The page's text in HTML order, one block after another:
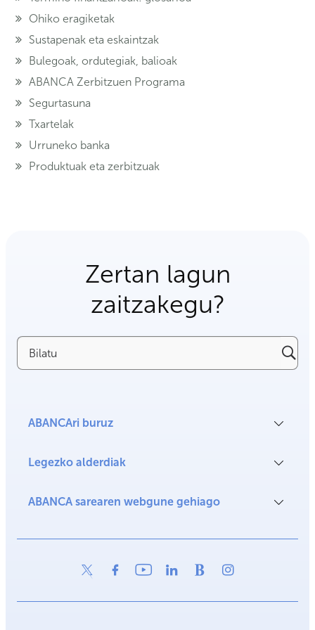
Ohiko eragiketak
Sustapenak eta eskaintzak
Bulegoak, ordutegiak, balioak
ABANCA Zerbitzuen Programa
Segurtasuna
Txartelak
Urruneko banka
Produktuak eta zerbitzuak
Zertan lagun
zaitzakegu?
Bilatu
ABANCAri buruz
Legezko alderdiak
ABANCA sarearen webgune gehiago